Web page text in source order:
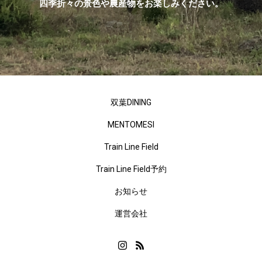
四季折々の景色や農産物をお楽しみください。
双葉DINING
MENTOMESI
Train Line Field
Train Line Field予約
お知らせ
運営会社